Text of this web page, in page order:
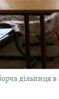
дільниця